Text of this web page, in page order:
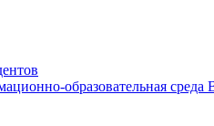
образовательная среда